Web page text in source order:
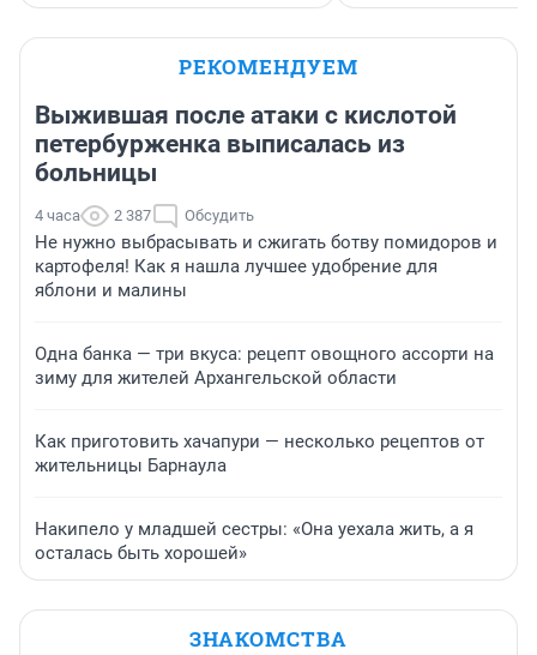
РЕКОМЕНДУЕМ
Выжившая после атаки с кислотой
петербурженка выписалась из
больницы
4 часа 2 387 Обсудить
Не нужно выбрасывать и сжигать ботву помидоров и
картофеля! Как я нашла лучшее удобрение для
яблони и малины
Одна банка — три вкуса: рецепт овощного ассорти на
зиму для жителей Архангельской области
Как приготовить хачапури — несколько рецептов от
жительницы Барнаула
Накипело у младшей сестры: «Она уехала жить, а я
осталась быть хорошей»
ЗНАКОМСТВА